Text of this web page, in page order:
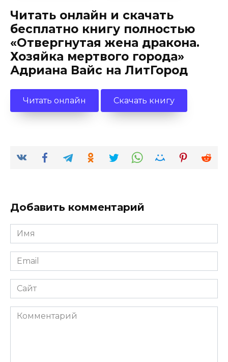
Читать онлайн и скачать
бесплатно книгу полностью
«Отвергнутая жена дракона.
Хозяйка мертвого города»
Адриана Вайс на ЛитГород
Читать онлайн Скачать книгу
Добавить комментарий
Имя
*
Email
*
Сайт
Комментарий